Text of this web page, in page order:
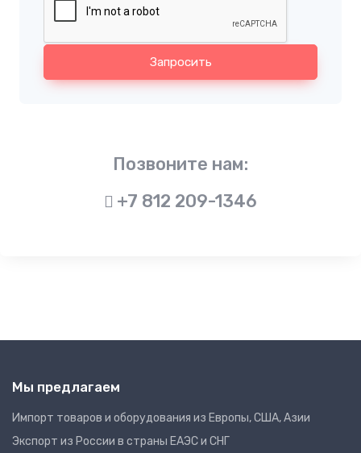
Запросить
Позвоните нам:
+7 812 209-1346
Мы предлагаем
Импорт товаров и оборудования из Европы, США, Азии
Экспорт из России в страны ЕАЭС и СНГ